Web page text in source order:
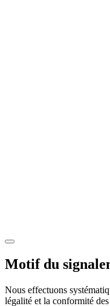
Motif du
Nous effectuons
légalité et la conformité